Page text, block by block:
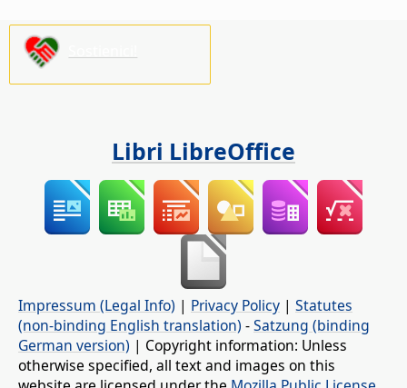
Libri LibreOffice
Impressum (Legal Info) | Privacy Policy | Statutes
(non-binding English translation) -Satzung (binding
German version) | Copyright information: Unless
otherwise specified, all text and images on this